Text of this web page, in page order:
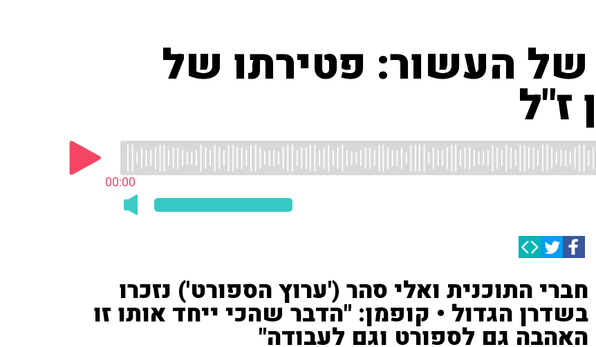
של העשור: פטירתו של
ז"ל
00:00
חברי התוכנית ואלי סהר ('ערוץ הספורט') נזכרו
בשדרן הגדול • קופמן: "הדבר שהכי ייחד אותו זו
האהבה גם לספורט וגם לעבודה"